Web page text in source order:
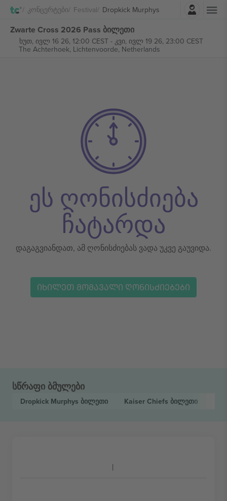
Კონცერტები Festival Dropkick Murphys
შესვლა
Zwarte Cross 2026 Pass ბილეთი
ხუთ, ივლ 16 26, 12:00 CEST- კვი, ივლ 19 26, 23:00 CEST
The Achterhoek, Lichtenvoorde, Netherlands
ეს ღონისძიება
ჩატარდა
დაგაგვიანდათ, ამ ღონისძიებას ვადა უკვე გაუვიდა.
ᲘᲮᲘᲚᲔᲗ ᲛᲝᲛᲐᲕᲐᲚᲘ ᲦᲝᲜᲘᲡᲫᲘᲔᲑᲔᲑᲘ
სწრაფი ბმულები
Dropkick Murphys ბილეთი Kaiser Chiefs ბილეთი